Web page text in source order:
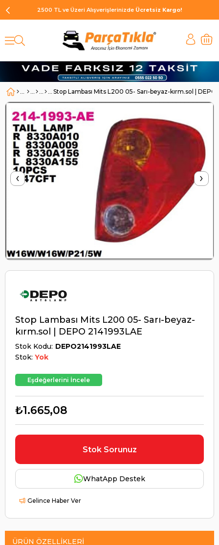
2500 TL ve Üzeri Alışverişlerinizde Ücretsiz Kargo!
Stop Lambası Mits L200 05- Sarı-beyaz-kırm.sol | DEPO
‹ ›
Stop Lambası Mits L200 05- Sarı-beyaz-
kırm.sol | DEPO 2141993LAE
Stok Kodu DEPO2141993LAE
Stok: Yok
Eşdeğerlerini İncele
₺1.665,08
Stok Sorunuz
WhatApp Destek
Gelince Haber Ver
ÜRÜN ÖZELLIKLERI